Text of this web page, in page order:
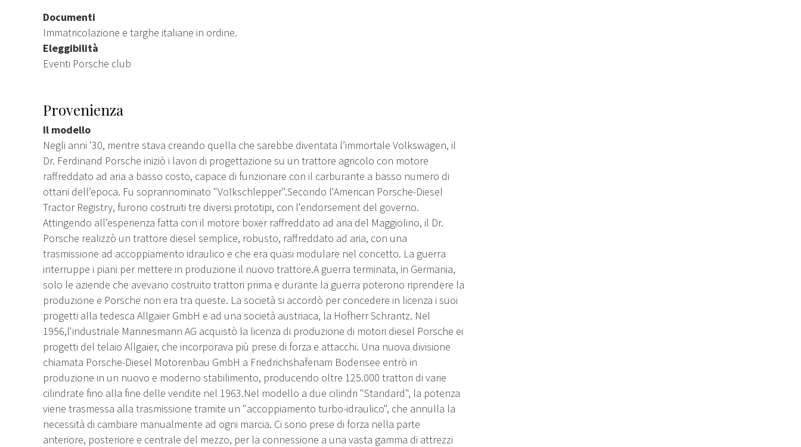
Documenti
Immatricolazione e targhe italiane in ordine.
Eleggibilità
Eventi Porsche club
Provenienza
Il modello
Negli anni '30, mentre stava creando quella che sarebbe diventata l’immortale Volkswagen, il
Dr. Ferdinand Porsche iniziò i lavori di progettazione su un trattore agricolo con motore
raffreddato ad aria a basso costo, capace di funzionare con il carburante a basso numero di
ottani dell’epoca. Fu soprannominato "Volkschlepper".Secondo l'American Porsche-Diesel
Tractor Registry, furono costruiti tre diversi prototipi, con l'endorsement del governo.
Attingendo all’esperienza fatta con il motore boxer raffreddato ad aria del Maggiolino, il Dr.
Porsche realizzò un trattore diesel semplice, robusto, raffreddato ad aria, con una
trasmissione ad accoppiamento idraulico e che era quasi modulare nel concetto. La guerra
interruppe i piani per mettere in produzione il nuovo trattore.A guerra terminata, in Germania,
solo le aziende che avevano costruito trattori prima e durante la guerra poterono riprendere la
produzione e Porsche non era tra queste. La società si accordò per concedere in licenza i suoi
progetti alla tedesca Allgaier GmbH e ad una società austriaca, la Hofherr Schrantz. Nel
1956,l'industriale Mannesmann AG acquistò la licenza di produzione di motori diesel Porsche ei
progetti del telaio Allgaier, che incorporava più prese di forza e attacchi. Una nuova divisione
chiamata Porsche-Diesel Motorenbau GmbH a Friedrichshafenam Bodensee entrò in
produzione in un nuovo e moderno stabilimento, producendo oltre 125.000 trattori di varie
cilindrate fino alla fine delle vendite nel 1963.Nel modello a due cilindri "Standard", la potenza
viene trasmessa alla trasmissione tramite un "accoppiamento turbo-idraulico", che annulla la
necessità di cambiare manualmente ad ogni marcia. Ci sono prese di forza nella parte
anteriore, posteriore e centrale del mezzo, per la connessione a una vasta gamma di attrezzi